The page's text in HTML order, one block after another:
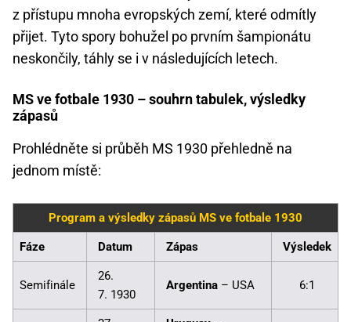
z přístupu mnoha evropských zemí, které odmítly
přijet. Tyto spory bohužel po prvním šampionátu
neskončily, táhly se i v následujících letech.
MS ve fotbale 1930 – souhrn tabulek, výsledky
zápasů
Prohlédněte si průběh MS 1930 přehledně na
jednom místě:
Program a výsledky zápasů MS ve fotbale 1930
Fáze Datum Zápas Výsledek
Semifinále
26.
7. 1930
Argentina – USA 6:1